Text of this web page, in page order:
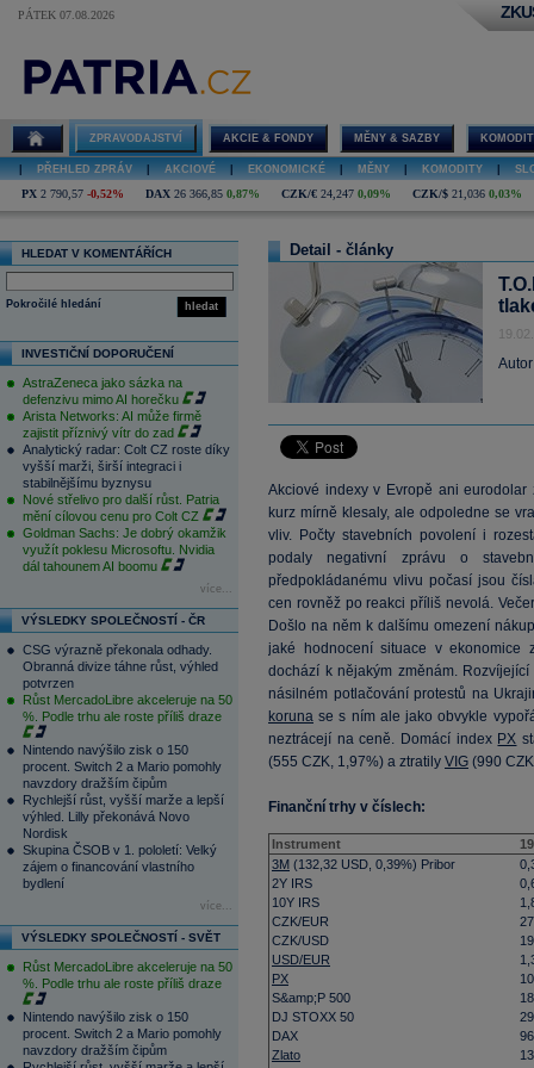
PÁTEK 07.08.2026
ZPRAVODAJSTVÍ AKCIE & FONDY MĚNY & SAZBY
PŘEHLED ZPRÁV AKCIOVÉ EKONOMICKÉ MĚNY KOMODITY
PX 2 790,57 -0,52% DAX 26 366,85 0,87% CZK/€ 24,247 0,09% CZK/$ 21,036 0,03%
HLEDAT V KOMENTÁŘÍCH
hledat
Pokročilé hledání
INVESTIČNÍ DOPORUČENÍ
AstraZeneca jako sázka na
defenzivu mimo AI horečku
Arista Networks: AI může firmě
zajistit příznivý vítr do zad
Analytický radar: Colt CZ roste díky
vyšší marži, širší integraci i
stabilnějšímu byznysu
Nové střelivo pro další růst. Patria
mění cílovou cenu pro Colt CZ
Goldman Sachs: Je dobrý okamžik
využít poklesu Microsoftu. Nvidia
dál tahounem AI boomu
více...
VÝSLEDKY SPOLEČNOSTÍ - ČR
CSG výrazně překonala odhady.
Obranná divize táhne růst, výhled
potvrzen
Růst MercadoLibre akceleruje na 50
%. Podle trhu ale roste příliš draze
Nintendo navýšilo zisk o 150
procent. Switch 2 a Mario pomohly
navzdory dražším čipům
Rychlejší růst, vyšší marže a lepší
výhled. Lilly překonává Novo
Nordisk
Skupina ČSOB v 1. pololetí: Velký
zájem o financování vlastního
bydlení
více...
VÝSLEDKY SPOLEČNOSTÍ - SVĚT
Růst MercadoLibre akceleruje na 50
%. Podle trhu ale roste příliš draze
Nintendo navýšilo zisk o 150
procent. Switch 2 a Mario pomohly
navzdory dražším čipům
Detail - články
Akciové indexy v Evropě ani
kurz mírně klesaly, ale odpoledne se
vliv. Počty stavebních povolení i
podaly negativní zprávu o
předpokládanému vlivu počasí jsou
cen rovněž po reakci příliš nevolá.
Došlo na něm k dalšímu omezení
jaké hodnocení situace v ekonomice
dochází k nějakým změnám.
násilném potlačování protestů na
koruna se s ním ale jako obvykle
neztrácejí na ceně. Domácí index PX
(555 CZK, 1,97%) a ztratily VIG (990
Finanční trhy v číslech:
Instrument
3M (132,32 USD, 0,39%) Pribor
2Y IRS
10Y IRS
CZK/EUR
CZK/USD
USD/EUR
PX
S&amp;P 500
DJ STOXX 50
DAX
Zlato